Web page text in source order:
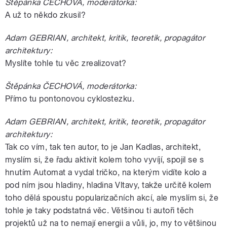
Štěpánka ČECHOVÁ, moderátorka:
A už to někdo zkusil?
Adam GEBRIAN, architekt, kritik, teoretik, propagátor
architektury:
Myslíte tohle tu věc zrealizovat?
Štěpánka ČECHOVÁ, moderátorka:
Přímo tu pontonovou cyklostezku.
Adam GEBRIAN, architekt, kritik, teoretik, propagátor
architektury:
Tak co vím, tak ten autor, to je Jan Kadlas, architekt,
myslím si, že řadu aktivit kolem toho vyvíjí, spojil se s
hnutím Automat a vydal tričko, na kterým vidíte kolo a
pod ním jsou hladiny, hladina Vltavy, takže určitě kolem
toho dělá spoustu popularizačních akcí, ale myslím si, že
tohle je taky podstatná věc. Většinou ti autoři těch
projektů už na to nemají energii a vůli, jo, my to většinou